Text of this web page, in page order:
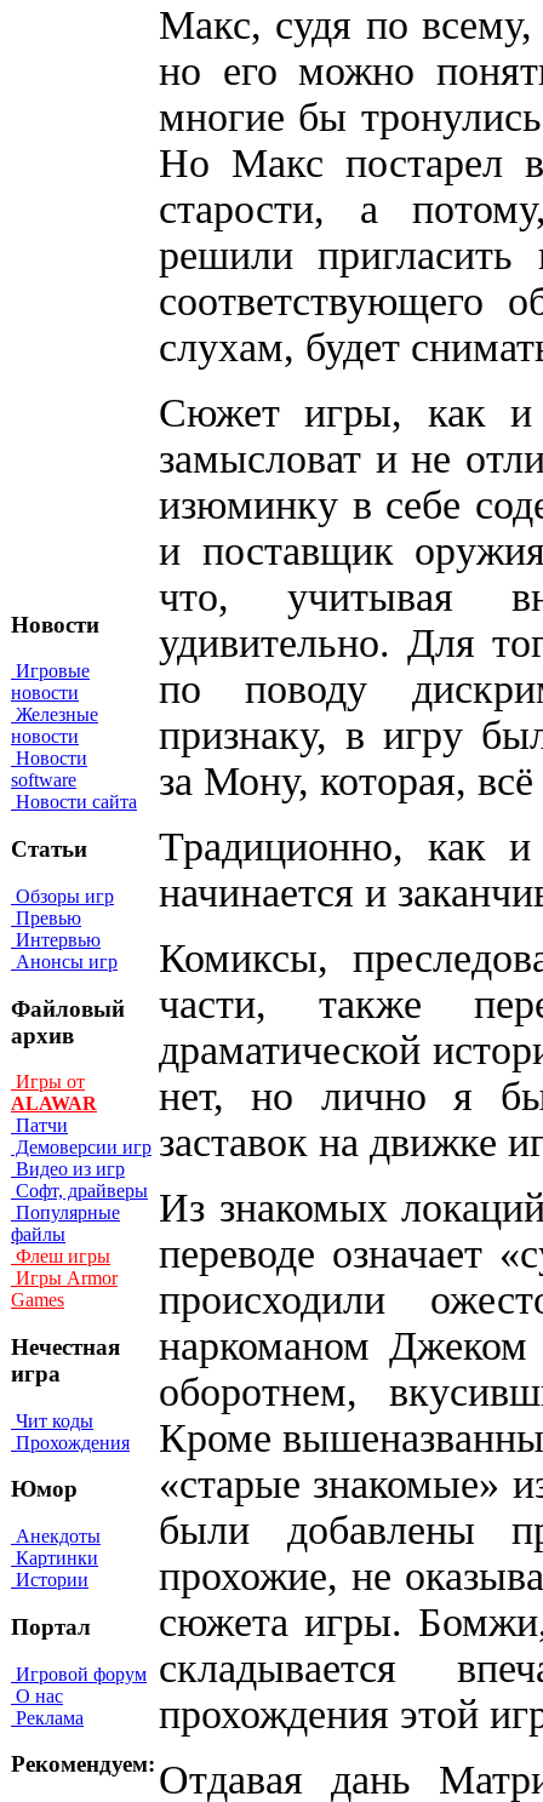
Новости
Игровые
новости
Железные
новости
Новости
software
Новости сайта
Статьи
Обзоры игр
Превью
Интервью
Анонсы игр
Файловый
архив
Игры от
ALAWAR
Патчи
Демоверсии игр
Видео из игр
Софт, драйверы
Популярные
файлы
Флеш игры
Игры Armor
Games
Нечестная
игра
Чит коды
Прохождения
Юмор
Анекдоты
Картинки
Истории
Портал
Игровой форум
О нас
Реклама
Рекомендуем:
Макс, судя по всему,
но его можно
многие бы
Но Макс постарел
старости, а
решили пригласить
соответствующего
слухам, будет
Сюжет игры, как и
замысловат и не
изюминку в себе
и поставщик
что, учитывая
удивительно. Для
по поводу
признаку, в игру
за Мону, которая,
Традиционно, как
начинается и
Комиксы,
части, также
драматической
нет, но лично я
заставок на движке
Из знакомых
переводе означает
происходили
наркоманом
оборотнем,
Кроме
«старые знакомые»
были добавлены
прохожие, не
сюжета игры.
складывается
прохождения этой
Отдавая дань